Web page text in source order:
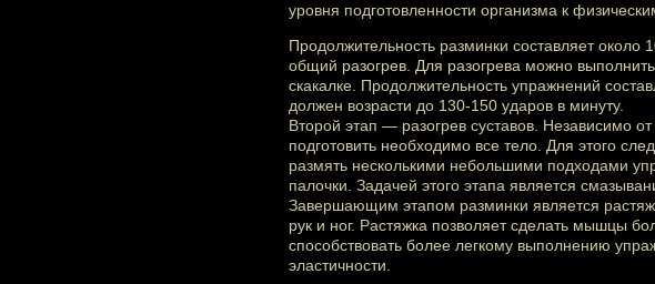
уровня подготовленности организма к
Продолжительность разминки составляет около
общий разогрев. Для разогрева можно
скакалке. Продолжительность упражнений
должен возрасти до 130-150 ударов в минуту.
Второй этап — разогрев суставов. Независимо
подготовить необходимо все тело. Для этого
размять несколькими небольшими подходами
палочки. Задачей этого этапа является
Завершающим этапом разминки является
рук и ног. Растяжка позволяет сделать мышцы
способствовать более легкому выполнению
эластичности.